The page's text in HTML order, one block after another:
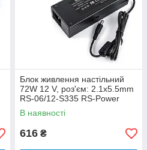
Блок живлення настільний
72W 12 V, роз'єм: 2.1x5.5mm
RS-06/12-S335 RS-Power
В наявності
616 ₴